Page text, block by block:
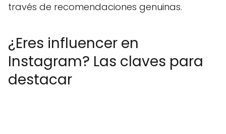
través de recomendaciones genuinas.
¿Eres influencer en
Instagram? Las claves para
destacar